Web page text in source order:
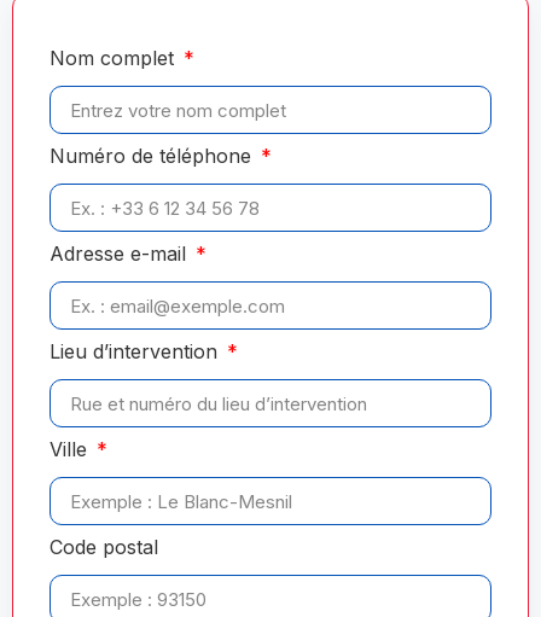
Nom complet
Numéro de téléphone
Adresse e-mail
Lieu d’intervention
Ville
Code postal